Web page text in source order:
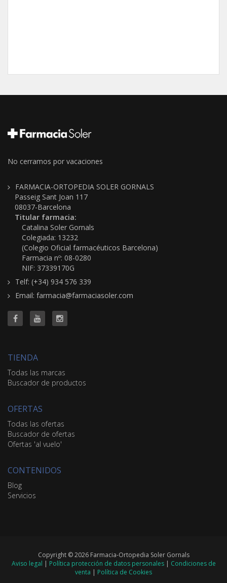
No cerramos por vacaciones
FARMACIA-ORTOPEDIA SOLER GORNALS
Passeig Sant Joan 117
08037-Barcelona
Titular farmacia:
Catalina Soler Gornals
Colegiada: 13232
(Colegio Oficial farmacéuticos Barcelona)
Farmacia nº: 08-0280
NIF: 37339170G
Telf: (+34) 934 576 339
Email: farmacia@farmaciasoler.com
TIENDA
Todas las marcas
Buscador de productos
OFERTAS
Todas las ofertas
Buscador de ofertas
Ofertas 'al vuelo'
CONTENIDOS
Blog
Servicios
Copyright © 2026 Farmacia-Ortopedia Soler Gornals
Aviso legal | Política protección de datos personales| Condiciones de
venta | Política de Cookies